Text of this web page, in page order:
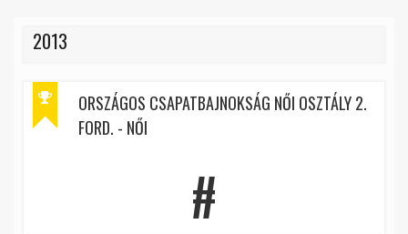
2013
ORSZÁGOS CSAPATBAJNOKSÁG NŐI OSZTÁLY 2.
FORD. - NŐI
#